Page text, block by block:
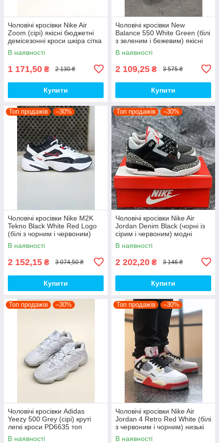
Чоловічі кросівки Nike Air
Zoom (сірі) якісні бюджетні
демісезонні кроси шкіра сітка
D426 топ
В наявності
1 171,50 ₴ 2 130 ₴
Купити
Чоловічі кросівки New
Balance 550 White Green (білі
з зеленим і бежевим) якісні
модні кроси NB020 топ
В наявності
2 109,25 ₴ 3 575 ₴
Купити
Топ продажів –30%
Чоловічі кросівки Nike M2K
Tekno Black White Red Logo
(білі з чорним і червоним)
спортивні демі кроси PD7430
топ
В наявності
2 152,15 ₴ 3 074,50 ₴
Купити
Топ продажів –30%
Чоловічі кросівки Nike Air
Jordan Denim Black (чорні із
сірим і червоним) модні
демісезонні кроси PD7043
топ
В наявності
2 202,20 ₴ 3 146 ₴
Купити
Топ продажів –30%
Чоловічі кросівки Adidas
Yeezy 500 Grey (сірі) круті
легкі кроси PD6635 топ
В наявності
Топ продажів –30%
Чоловічі кросівки Nike Air
Jordan 4 Retro Red White (білі
з червоним і чорним) низькі
демі кроси PD7361 топ
В наявності